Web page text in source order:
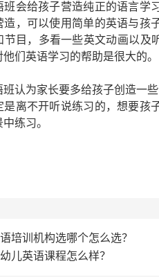
班会给孩子营造纯正的语言学
造，可以使用简单的英语与孩
节目，多看一些英文动画以及
们英语学习的帮助是很大的。
班认为家长要多给孩子创造一些
是离不开听说练习的，想要孩
练习。
培训机构选哪个怎么选？
儿英语课程怎么样？